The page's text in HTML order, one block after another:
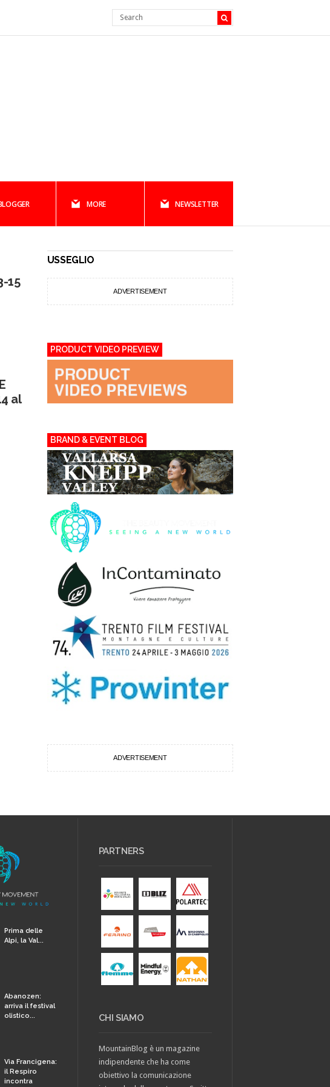
MORE NEWSLETTER
15
al
USSEGLIO
ADVERTISEMENT
PRODUCT VIDEO PREVIEW
BRAND & EVENT BLOG
ADVERTISEMENT
Prima delle
Alpi, la Val...
Abanozen:
arriva il festival
olistico...
Via Francigena:
il Respiro
incontra
PARTNERS
CHI SIAMO
MountainBlog è un magazine
indipendente che ha come
obiettivo la comunicazione